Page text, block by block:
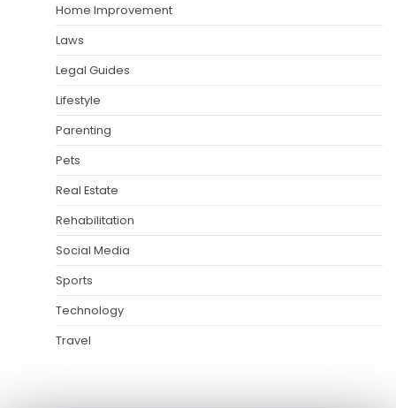
Home Improvement
Laws
Legal Guides
Lifestyle
Parenting
Pets
Real Estate
Rehabilitation
Social Media
Sports
Technology
Travel